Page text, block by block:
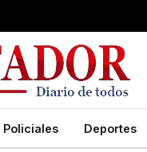
Policiales Deportes